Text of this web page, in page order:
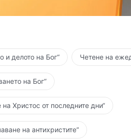
и делото на Бог“ Четене на
на Бог“
Христос от последните дни“
на антихристите“